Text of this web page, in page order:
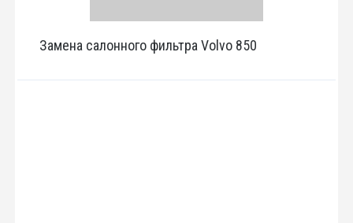
Замена салонного фильтра Volvo 850